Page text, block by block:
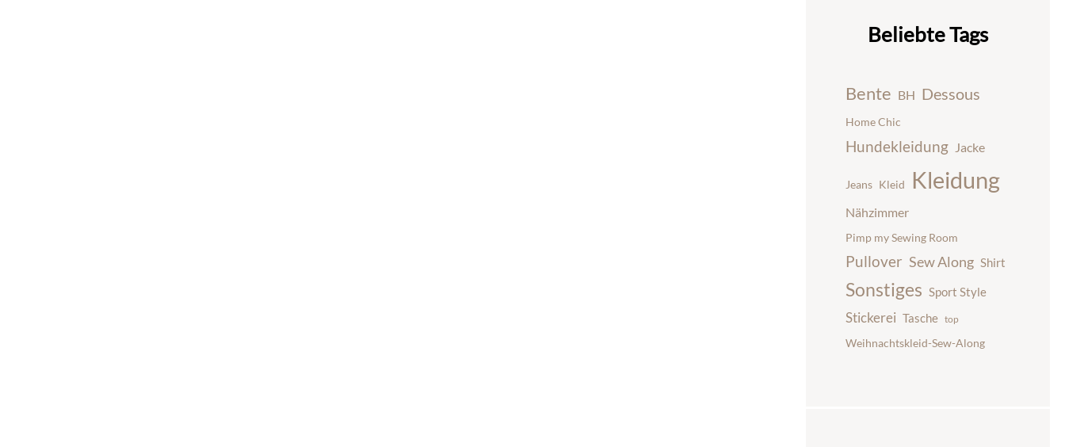
Beliebte Tags
Bente BH Dessous
Home Chic
Hundekleidung Jacke
Jeans Kleid Kleidung
Nähzimmer
Pimp my Sewing Room
Pullover Sew Along Shirt
Sonstiges Sport Style
Stickerei Tasche top
Weihnachtskleid-Sew-Along